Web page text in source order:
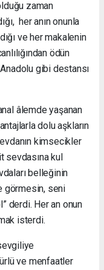
zaman
her anın onunla
ve her makalenin
ödün
gibi destansı
âlemde yaşanan
dolu aşkların
kimsecikler
sevdasına kul
belleğinin
görmesin, seni
derdi. Her an onun
isterdi.
ve menfaatler